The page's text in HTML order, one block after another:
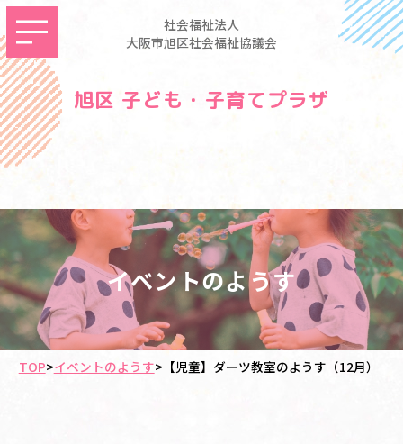
社会福祉法人
大阪市旭区社会福祉協議会
旭区 子ども・子育てプラザ
イベントのようす
TOP>イベントのようす> 【児童】ダーツ教室のようす（12月）